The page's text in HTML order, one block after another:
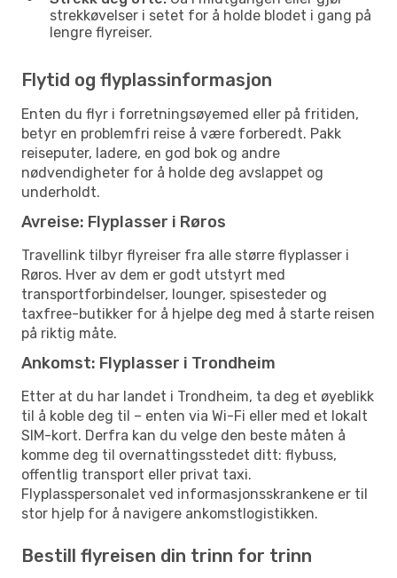
strekkøvelser i setet for å holde blodet i gang på
lengre flyreiser.
Flytid og flyplassinformasjon
Enten du flyr i forretningsøyemed eller på fritiden,
betyr en problemfri reise å være forberedt. Pakk
reiseputer, ladere, en god bok og andre
nødvendigheter for å holde deg avslappet og
underholdt.
Avreise: Flyplasser i Røros
Travellink tilbyr flyreiser fra alle større flyplasser i
Røros. Hver av dem er godt utstyrt med
transportforbindelser, lounger, spisesteder og
taxfree-butikker for å hjelpe deg med å starte reisen
på riktig måte.
Ankomst: Flyplasser i Trondheim
Etter at du har landet i Trondheim, ta deg et øyeblikk
til å koble deg til – enten via Wi-Fi eller med et lokalt
SIM-kort. Derfra kan du velge den beste måten å
komme deg til overnattingsstedet ditt: flybuss,
offentlig transport eller privat taxi.
Flyplasspersonalet ved informasjonsskrankene er til
stor hjelp for å navigere ankomstlogistikken.
Bestill flyreisen din trinn for trinn